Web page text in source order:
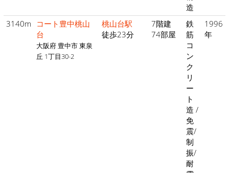
造
3140m
コート豊中桃山
台
大阪府 豊中市 東泉
丘 1丁目30-2
桃山台駅
徒歩23分
7階建
74部屋
鉄
筋
コ
ン
ク
リ
ー
ト
造 /
免
震/
制
振/
耐
1996
年